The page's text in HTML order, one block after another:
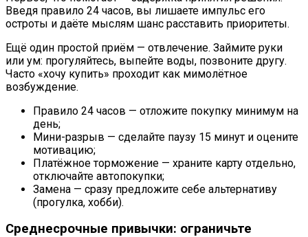
Введя правило 24 часов, вы лишаете импульс его
остроты и даёте мыслям шанс расставить приоритеты.
Ещё один простой приём — отвлечение. Займите руки
или ум: прогуляйтесь, выпейте воды, позвоните другу.
Часто «хочу купить» проходит как мимолётное
возбуждение.
Правило 24 часов — отложите покупку минимум на
день;
Мини-paзрыв — сделайте паузу 15 минут и оцените
мотивацию;
Платёжное торможение — храните карту отдельно,
отключайте автопокупки;
Замена — сразу предложите себе альтернативу
(прогулка, хобби).
Среднесрочные привычки: ограничьте